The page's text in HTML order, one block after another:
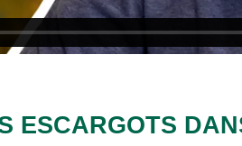
ESCARGOTS